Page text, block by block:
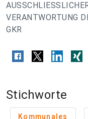
VERANTWORTUNG
GKR
Stichworte
Kommunales